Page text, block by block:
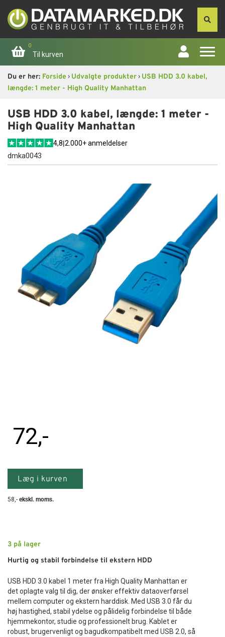
0
Til kurven
Forside
Apple
Skærme
Reparationer og RMA
Reservedele
Du er her: Forside› Udvalgte produkter› USB HDD 3.0 kabel,
længde: 1 meter - High Quality Manhattan
USB HDD 3.0 kabel, længde: 1 meter -
High Quality Manhattan
4,8|2.000+ anmeldelser
dmka0043
3 på lager
Hurtig og stabil forbindelse til ekstern HDD
USB HDD 3.0 kabel 1 meter fra High Quality Manhattan er
det oplagte valg til dig, der ønsker effektiv dataoverførsel
mellem computer og ekstern harddisk. Med USB 3.0 får du
høj hastighed, stabil ydelse og pålidelig forbindelse til både
hjemmekontor, studie og professionelt brug. Kablet er
robust, brugervenligt og bagudkompatibelt med USB 2.0, så
72,-
Læg i kurven
58,- ekskl. moms.